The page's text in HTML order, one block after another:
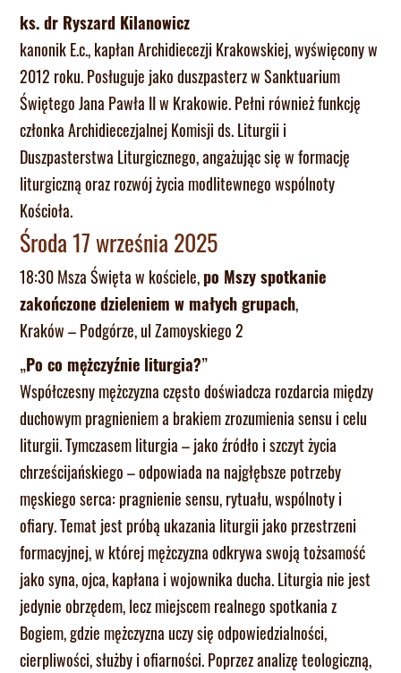
ks. dr Ryszard Kilanowicz
kanonik E.c., kapłan Archidiecezji Krakowskiej, wyświęcony w
2012 roku. Posługuje jako duszpasterz w Sanktuarium
Świętego Jana Pawła II w Krakowie. Pełni również funkcję
członka Archidiecezjalnej Komisji ds. Liturgii i
Duszpasterstwa Liturgicznego, angażując się w formację
liturgiczną oraz rozwój życia modlitewnego wspólnoty
Kościoła.
Środa 17 września 2025
18:30 Msza Święta w kościele,po Mszy spotkanie
zakończone dzieleniem w małych grupach,
Kraków – Podgórze, ul Zamoyskiego 2
„Po co mężczyźnie liturgia?”
Współczesny mężczyzna często doświadcza rozdarcia między
duchowym pragnieniem a brakiem zrozumienia sensu i celu
liturgii. Tymczasem liturgia – jako źródło i szczyt życia
chrześcijańskiego – odpowiada na najgłębsze potrzeby
męskiego serca: pragnienie sensu, rytuału, wspólnoty i
ofiary. Temat jest próbą ukazania liturgii jako przestrzeni
formacyjnej, w której mężczyzna odkrywa swoją tożsamość
jako syna, ojca, kapłana i wojownika ducha. Liturgia nie jest
jedynie obrzędem, lecz miejscem realnego spotkania z
Bogiem, gdzie mężczyzna uczy się odpowiedzialności,
cierpliwości, służby i ofiarności. Poprzez analizę teologiczną,